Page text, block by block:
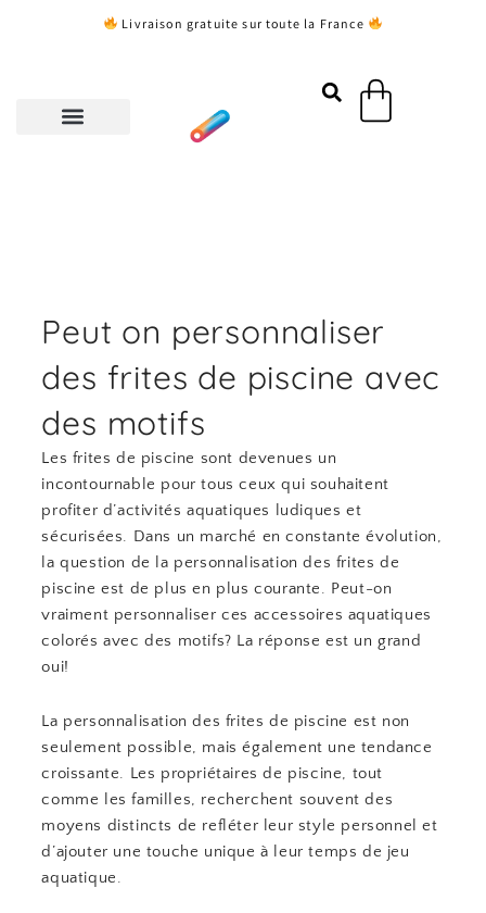
Livraison gratuite sur toute la France
Panier
Peut on personnaliser
des frites de piscine avec
des motifs
Les frites de piscine sont devenues un
incontournable pour tous ceux qui souhaitent
profiter d’activités aquatiques ludiques et
sécurisées. Dans un marché en constante évolution,
la question de la personnalisation des frites de
piscine est de plus en plus courante. Peut-on
vraiment personnaliser ces accessoires aquatiques
colorés avec des motifs? La réponse est un grand
oui!
La personnalisation des frites de piscine est non
seulement possible, mais également une tendance
croissante. Les propriétaires de piscine, tout
comme les familles, recherchent souvent des
moyens distincts de refléter leur style personnel et
d’ajouter une touche unique à leur temps de jeu
aquatique.